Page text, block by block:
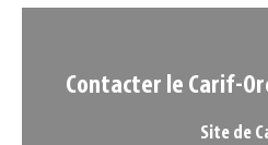
Contacter le Carif-
Site de